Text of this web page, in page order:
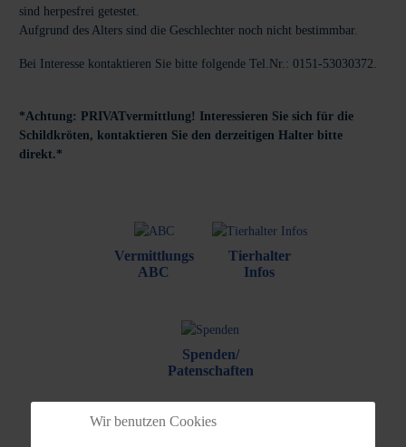
sind herpesfrei getestet.
Aufgrund des Alters sind die Geschlechter noch nicht bestimmbar.
Bei Interesse kontaktieren Sie bitte folgende Tel.Nr.: 0151-53030372.
*Achtung: PRIVATvermittlung! Interessieren Sie sich für die
Schildkröten, kontaktieren Sie den derzeitigen Halter bitte
direkt.*
Vermittlungs
ABC
Tierhalter
Infos
Spenden/
Patenschaften
Wir benutzen Cookies